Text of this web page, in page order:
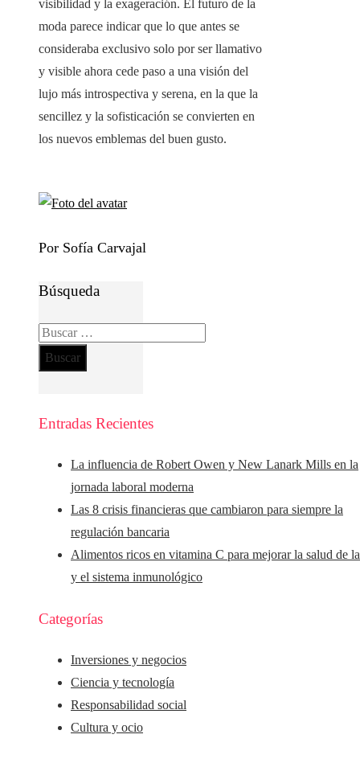
visibilidad y la exageración. El futuro de la
moda parece indicar que lo que antes se
consideraba exclusivo solo por ser llamativo
y visible ahora cede paso a una visión del
lujo más introspectiva y serena, en la que la
sencillez y la sofisticación se convierten en
los nuevos emblemas del buen gusto.
Por Sofía Carvajal
Búsqueda
Buscar:
Entradas Recientes
La influencia de Robert Owen y New Lanark Mills en la
jornada laboral moderna
Las 8 crisis financieras que cambiaron para siempre la
regulación bancaria
Alimentos ricos en vitamina C para mejorar la salud de
y el sistema inmunológico
Categorías
Inversiones y negocios
Ciencia y tecnología
Responsabilidad social
Cultura y ocio